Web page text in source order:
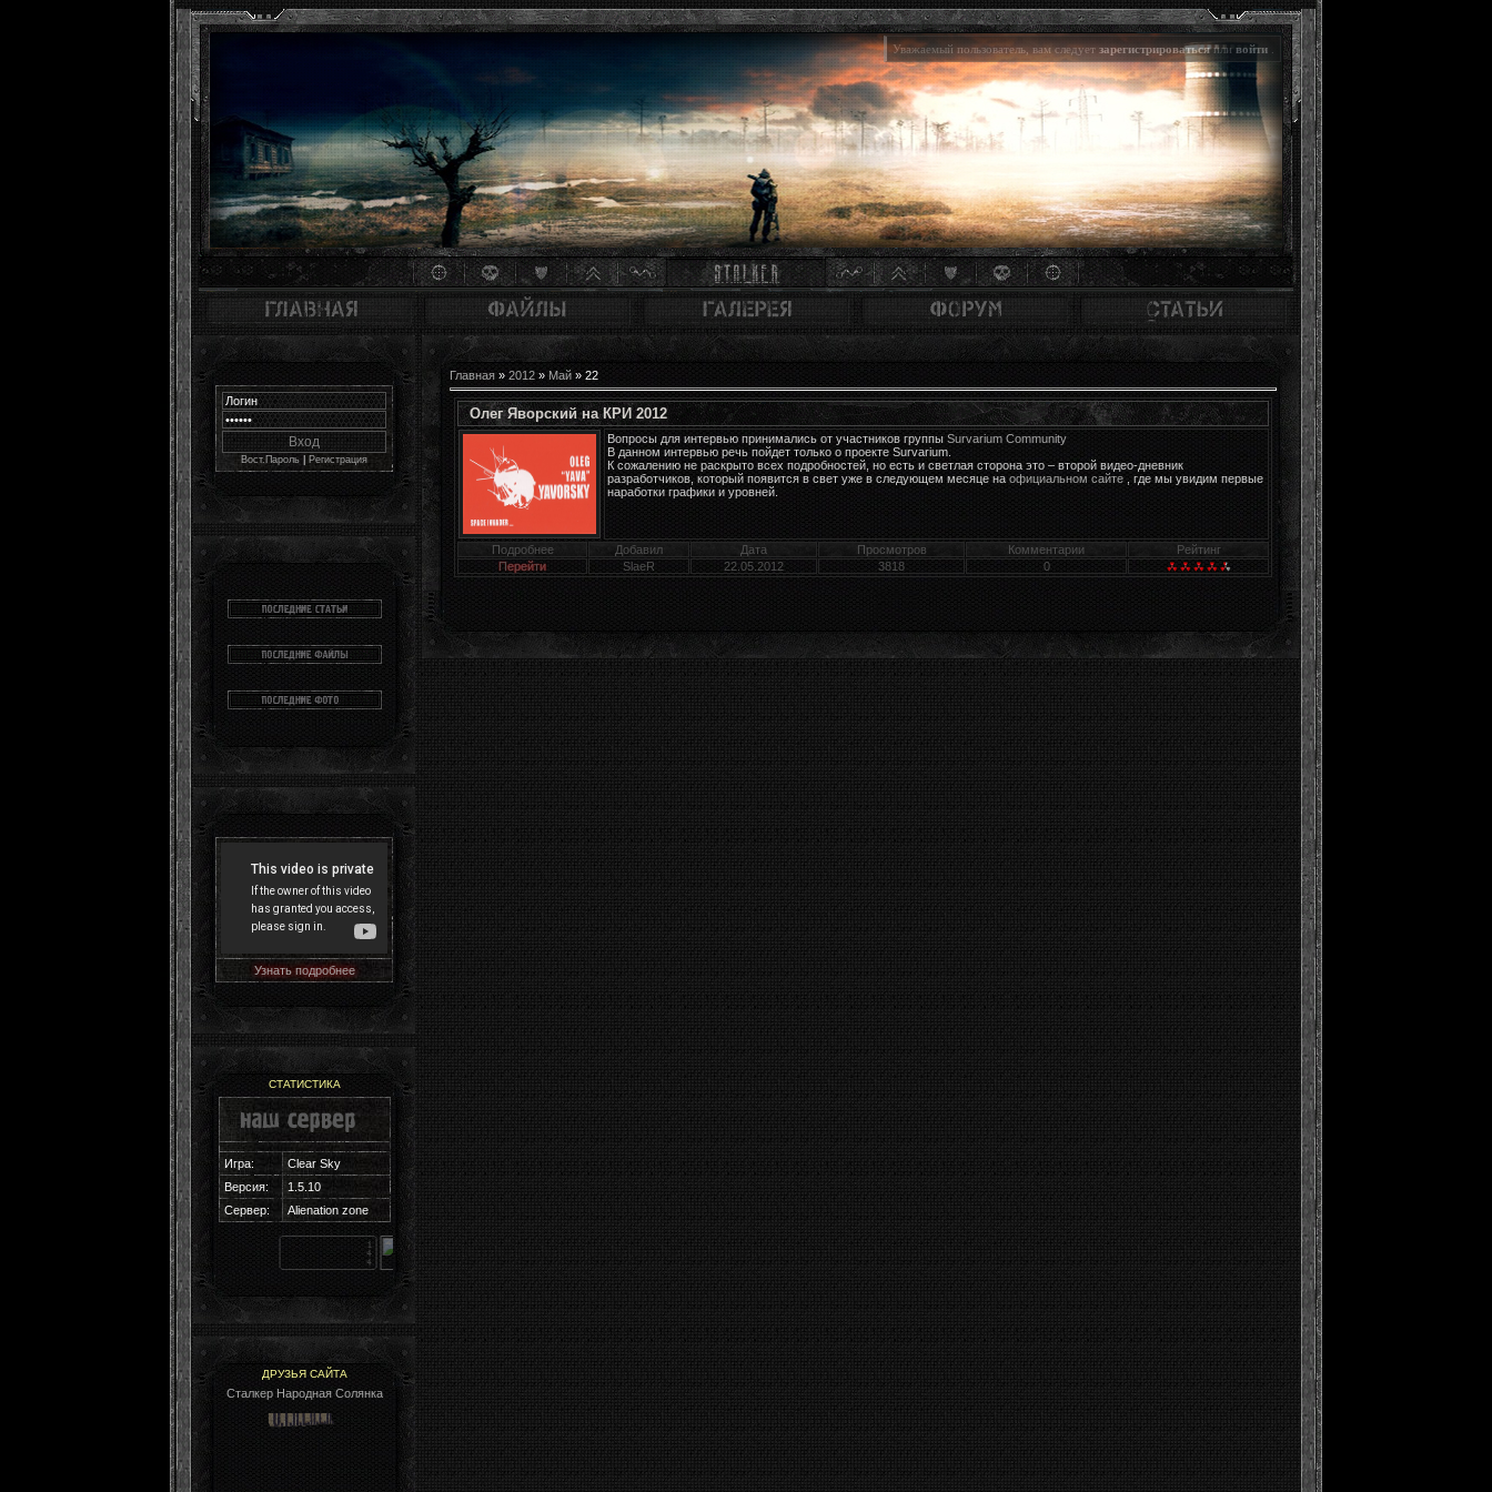
Уважаемый пользователь, вам следуетзарегистрироваться или войти
Вост.Пароль Регистрация
Узнать подробнее
СТАТИСТИКА
Игра:
Clear Sky
Версия:
1.5.10
Cервер:
Alienation zone
ДРУЗЬЯ САЙТА
Сталкер Народная Солянка
Главная » 2012 » Май » 22
Олег Яворский на КРИ 2012
Вопросы для интервью принимались от участников группы Survarium Community
В данном интервью речь пойдет только о проекте Survarium.
К сожалению не раскрыто всех подробностей, но есть и светлая сторона это – второй видео-дневник
разработчиков, который появится в свет уже в следующем месяце на официальном сайте
, где мы увидим первые
наработки графики и уровней.
Подробнее Добавил Дата Просмотров Комментарии
Рейтинг
Перейти
SlaeR 22.05.2012 3818 0